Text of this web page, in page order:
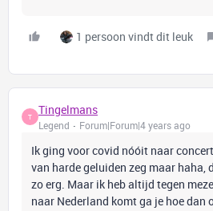
1 persoon vindt dit leuk
T Tingelmans
Legend Forum|Forum|4 years ago
Ik ging voor covid nóóit naar
van harde geluiden zeg maar haha,
zo erg. Maar ik heb altijd tegen
naar Nederland komt ga je hoe dan